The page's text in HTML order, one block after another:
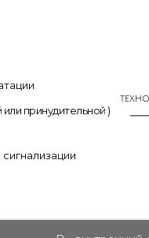
принудительной )